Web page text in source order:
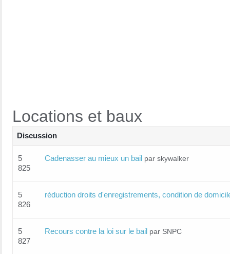
Locations et baux
Discussion
5
825
Cadenasser au mieux un bail par skywalker
5
826
réduction droits d'enregistrements, condition de
5
827
Recours contre la loi sur le bail par SNPC